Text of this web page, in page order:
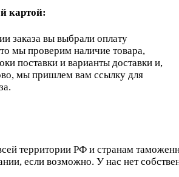
картой:
заказа вы выбрали оплату
мы проверим наличие товара,
поставки и варианты доставки и,
мы пришлем вам ссылку для
территории РФ и странам
если возможно. У нас нет